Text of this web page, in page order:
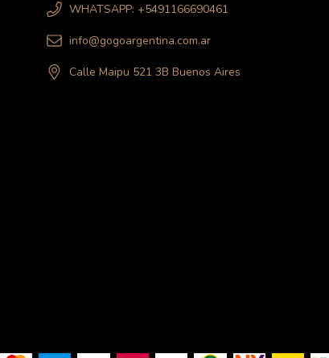
WHATSAPP: +5491166690461
info@gogoargentina.com.ar
Calle Maipu 521 3B Buenos Aires